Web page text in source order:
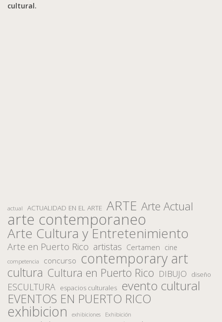
cultural.
actual ACTUALIDAD EN EL ARTE ARTE Arte Actual
arte contemporaneo
Arte Cultura y Entretenimiento
Arte en Puerto Rico artistas Certamen cine
competencia concurso contemporary art
cultura Cultura en Puerto Rico DIBUJO diseño
ESCULTURA espacios culturales evento cultural
EVENTOS EN PUERTO RICO
exhibicion exhibiciones Exhibición